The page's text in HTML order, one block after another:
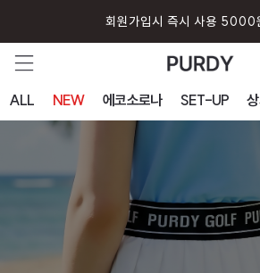
회원가입시 즉시 사용 5000
ALL NEW 에코소로나 SET-UP